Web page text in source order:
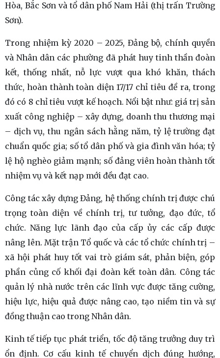
Hòa, Bắc Sơn và tổ dân phố Nam Hải (thị trấn Trường
Sơn).
Trong nhiệm kỳ 2020 – 2025, Đảng bộ, chính quyền
và Nhân dân các phường đã phát huy tinh thần đoàn
kết, thống nhất, nỗ lực vượt qua khó khăn, thách
thức, hoàn thành toàn diện 17/17 chỉ tiêu đề ra, trong
đó có 8 chỉ tiêu vượt kế hoạch. Nổi bật như: giá trị sản
xuất công nghiệp – xây dựng, doanh thu thương mại
– dịch vụ, thu ngân sách hằng năm, tỷ lệ trường đạt
chuẩn quốc gia; số tổ dân phố và gia đình văn hóa; tỷ
lệ hộ nghèo giảm mạnh; số đảng viên hoàn thành tốt
nhiệm vụ và kết nạp mới đều đạt cao.
Công tác xây dựng Đảng, hệ thống chính trị được chú
trọng toàn diện về chính trị, tư tưởng, đạo đức, tổ
chức. Năng lực lãnh đạo của cấp ủy các cấp được
nâng lên. Mặt trận Tổ quốc và các tổ chức chính trị –
xã hội phát huy tốt vai trò giám sát, phản biện, góp
phần củng cố khối đại đoàn kết toàn dân. Công tác
quản lý nhà nước trên các lĩnh vực được tăng cường,
hiệu lực, hiệu quả được nâng cao, tạo niềm tin và sự
đồng thuận cao trong Nhân dân.
Kinh tế tiếp tục phát triển, tốc độ tăng trưởng duy trì
ổn định. Cơ cấu kinh tế chuyển dịch đúng hướng,